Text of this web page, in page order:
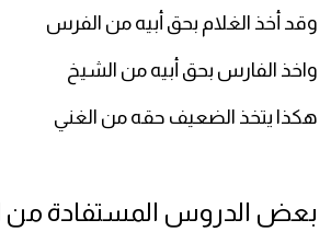
وقد أخذ الغلام بحق أبيه من الفرس
واخذ الفارس بحق أبيه من الشيخ
هكذا يتخذ الضعيف حقه من الغني
بعض الدروس المستفادة من